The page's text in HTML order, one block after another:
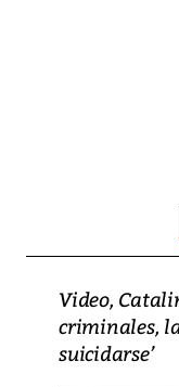
Video,
criminales,
suicidarse’